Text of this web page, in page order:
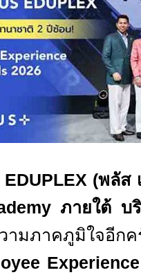
(พลัส
ภายใต้ บ
ามภาคภูมิใจอีก